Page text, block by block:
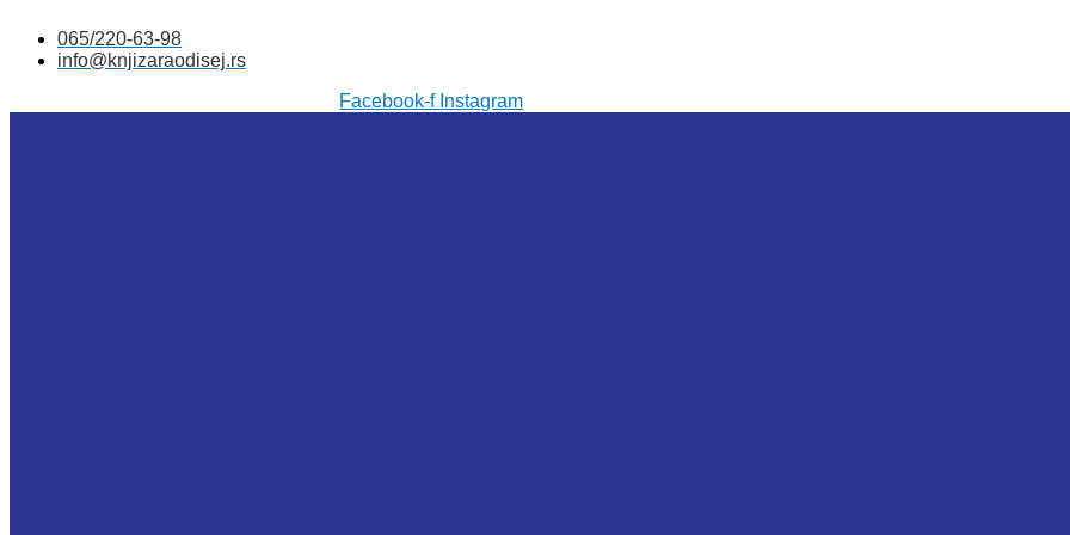
sadržaj
065/220-63-98
info@knjizaraodisej.rs
Facebook-f Instagram